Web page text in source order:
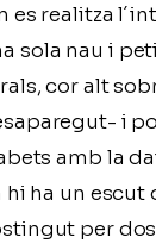
es realitza
sola nau i
cor alt
i
amb la
hi ha un escut
per